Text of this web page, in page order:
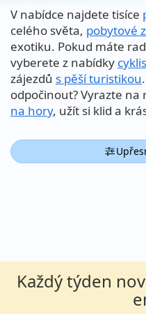
V nabídce najdete tisíce
celého světa, pobytové
exotiku. Pokud máte
vyberete z nabídky
zájezdů s pěší turistikou
odpočinout? Vyrazte na
na hory, užít si klid a
Každý týden